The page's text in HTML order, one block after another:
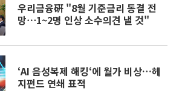
우리금융硏 "8월 기준금리 동결 전
망⋯1~2명 인상 소수의견 낼 것"
‘AI 음성복제 해킹‘에 월가 비상…헤
지펀드 연쇄 표적